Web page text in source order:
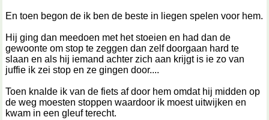
En toen begon de ik ben de beste in liegen spelen voor hem.
Hij ging dan meedoen met het stoeien en had dan de
gewoonte om stop te zeggen dan zelf doorgaan hard te
slaan en als hij iemand achter zich aan krijgt is ie zo van
juffie ik zei stop en ze gingen door....
Toen knalde ik van de fiets af door hem omdat hij midden op
de weg moesten stoppen waardoor ik moest uitwijken en
kwam in een gleuf terecht.